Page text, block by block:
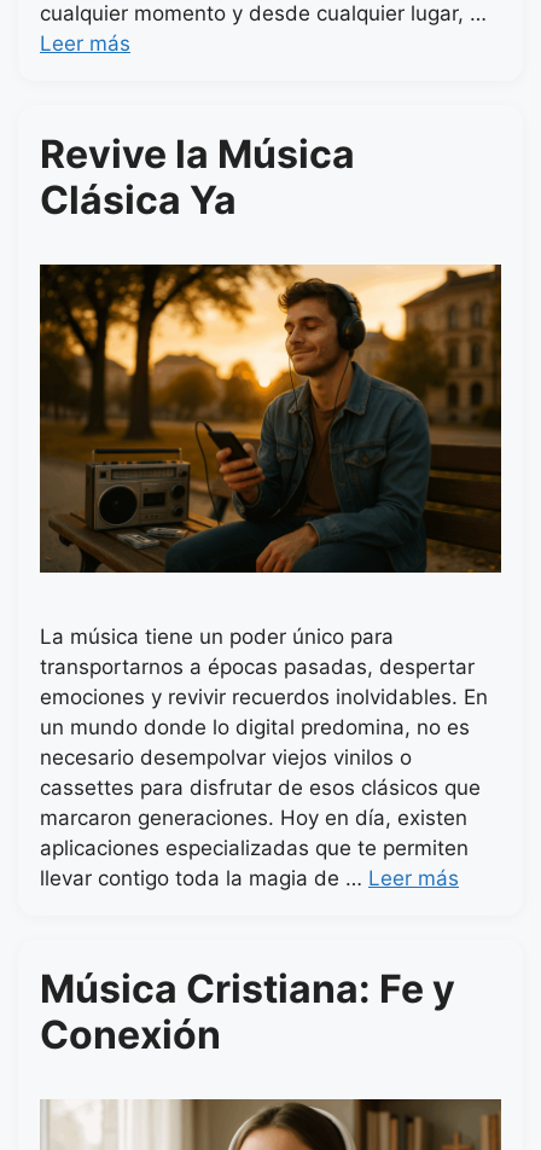
cualquier momento y desde cualquier lugar, …
Leer más
Revive la Música
Clásica Ya
La música tiene un poder único para
transportarnos a épocas pasadas, despertar
emociones y revivir recuerdos inolvidables. En
un mundo donde lo digital predomina, no es
necesario desempolvar viejos vinilos o
cassettes para disfrutar de esos clásicos que
marcaron generaciones. Hoy en día, existen
aplicaciones especializadas que te permiten
llevar contigo toda la magia de … Leer más
Música Cristiana: Fe y
Conexión